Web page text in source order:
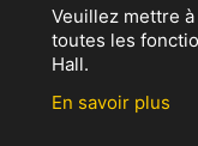
Veuillez mettre
toutes les
Hall.
En savoir plus